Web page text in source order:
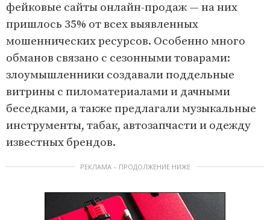
фейковые сайты онлайн-продаж — на них
пришлось 35% от всех выявленных
мошеннических ресурсов. Особенно много
обманов связано с сезонными товарами:
злоумышленники создавали поддельные
витрины с пиломатериалами и дачными
беседками, а также предлагали музыкальные
инструменты, табак, автозапчасти и одежду
известных брендов.
РЕКЛАМА – ПРОДОЛЖЕНИЕ НИЖЕ